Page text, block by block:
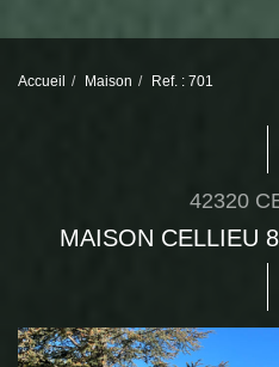
Accueil Maison Ref. : 701
42320
MAISON CELLIEU